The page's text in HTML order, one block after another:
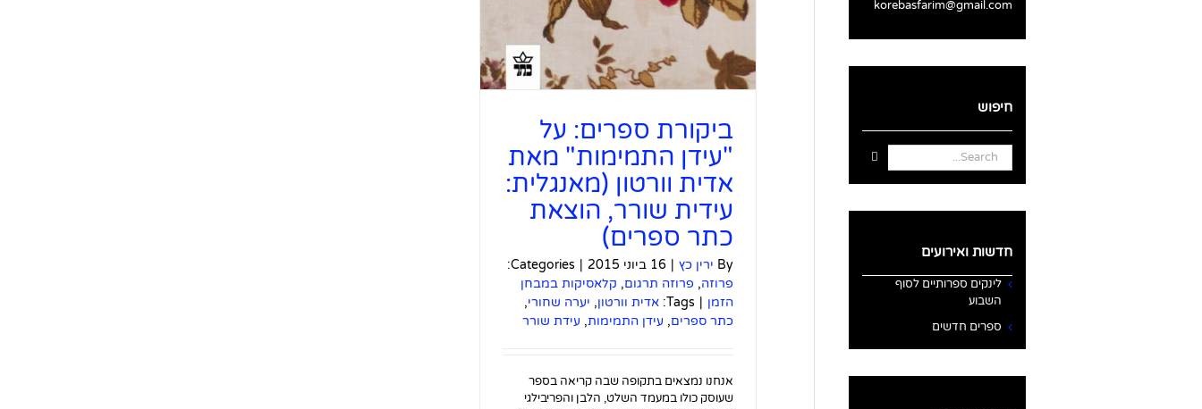
ביקורת ספרים: על
"עידן התמימות" מאת
אדית וורטון (מאנגלית:
עידית שורר, הוצאת
כתר ספרים)
By ירין כץ | 16 ביוני 2015 |
Categories:
פרוזה, פרוזה תרגום, קלאסיקות במבחן
הזמן |
Tags: אדית וורטון, יערה שחורי,
כתר ספרים, עידן התמימות, עידת שורר
אנחנו נמצאים בתקופה שבה קריאה בספר
שעוסק כולו במעמד השלט, הלבן והפריבילגי
korebasfarim@gmail.com
חיפוש
Search
for:
חדשות ואירועים
לינקים ספרותיים לסוף
השבוע
ספרים חדשים